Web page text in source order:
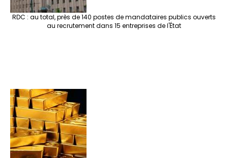
RDC : au total, près de 140 postes de mandataires publics ouverts
au recrutement dans 15 entreprises de l'État